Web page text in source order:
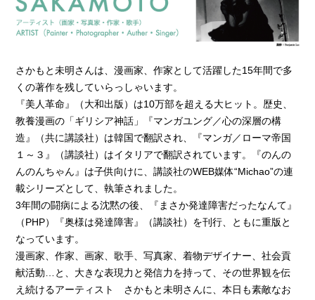
さかもと未明さんは、漫画家、作家として活躍した15年間で多
くの著作を残していらっしゃいます。
『美人革命』（大和出版）は10万部を超える大ヒット。歴史、
教養漫画の「ギリシア神話」『マンガユング／心の深層の構
造』（共に講談社）は韓国で翻訳され、『マンガ／ローマ帝国
１～３』（講談社）はイタリアで翻訳されています。『のんの
んのんちゃん』は子供向けに、講談社のWEB媒体“Michao”の連
載シリーズとして、執筆されました。
3年間の闘病による沈黙の後、『まさか発達障害だったなんて』
（PHP）『奥様は発達障害』（講談社）を刊行、ともに重版と
なっています。
漫画家、作家、画家、歌手、写真家、着物デザイナー、社会貢
献活動…と、大きな表現力と発信力を持って、その世界観を伝
え続けるアーティスト さかもと未明さんに、本日も素敵なお